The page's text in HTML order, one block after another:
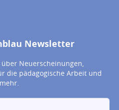
Newsletter
Neuerscheinungen,
die pädagogische Arbeit und
mehr.